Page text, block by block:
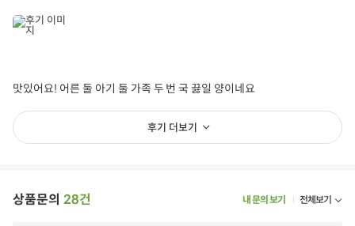
한우 국거리용
아이들식단 지중해식단
상품필수정보
전자상거래 등에서의 상품정보 제공 고시에 따라 작성되었습니다.
용량/수량/크기
맛있어요! 어른 둘 아기 둘 가족 두 번 국 끓일 양이네요
후기 더보기
상품문의 28건 내 문의 보기 전체보기